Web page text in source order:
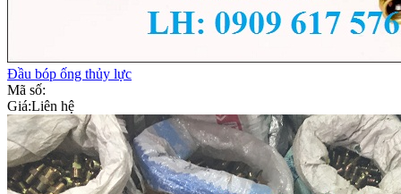
Đầu bóp ống thủy lực
Mã số:
Giá:Liên hệ